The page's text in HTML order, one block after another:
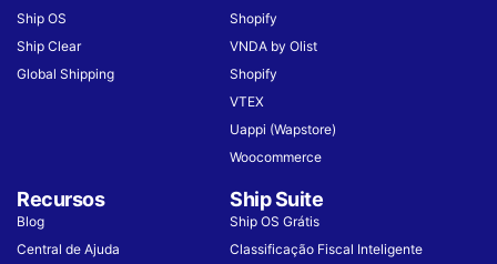
Ship OS
Ship Clear
Global Shipping
Shopify
VNDA by Olist
Shopify
VTEX
Uappi (Wapstore)
Woocommerce
Recursos
Blog
Central de Ajuda
Ship Suite
Ship OS Grátis
Classificação Fiscal Inteligente